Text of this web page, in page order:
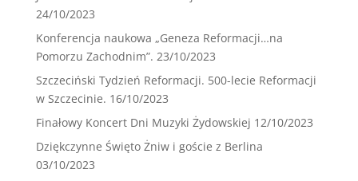
24/10/2023
Konferencja naukowa „Geneza Reformacji…na
Pomorzu Zachodnim”. 23/10/2023
Szczeciński Tydzień Reformacji. 500-lecie Reformacji
w Szczecinie. 16/10/2023
Finałowy Koncert Dni Muzyki Żydowskiej 12/10/2023
Dziękczynne Święto Żniw i goście z Berlina
03/10/2023